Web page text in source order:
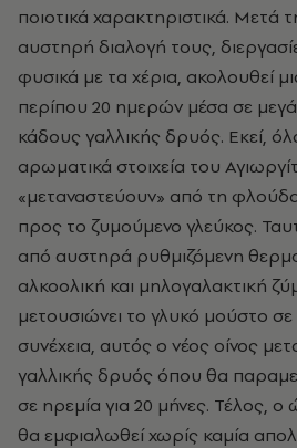
ποιοτικά χαρακτηριστικά. Μετά
αυστηρή διαλογή τους,
φυσικά με τα χέρια, ακολουθεί
περίπου 20 ημερών μέσα σε
κάδους γαλλικής δρυός. Εκεί,
αρωματικά στοιχεία του
«μεταναστεύουν» από τη
προς το ζυμούμενο γλεύκος.
από αυστηρά ρυθμιζόμενη
αλκοολική και μηλογαλακτική
μετουσιώνει το γλυκό μούστο σε
συνέχεια, αυτός ο νέος οίνος
γαλλικής δρυός όπου θα
σε ηρεμία για 20 μήνες. Τέλος, ο
θα εμφιαλωθεί χωρίς καμία